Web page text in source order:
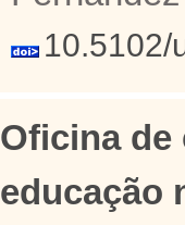
10.5102/
Oficina de
educação